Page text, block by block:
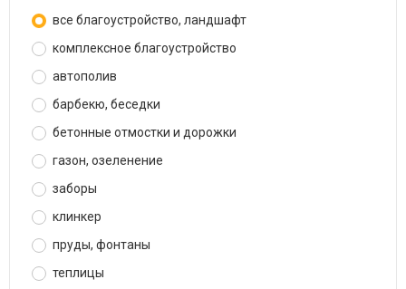
все благоустройство, ландшафт
комплексное благоустройство
автополив
барбекю, беседки
бетонные отмостки и дорожки
газон, озеленение
заборы
клинкер
пруды, фонтаны
теплицы